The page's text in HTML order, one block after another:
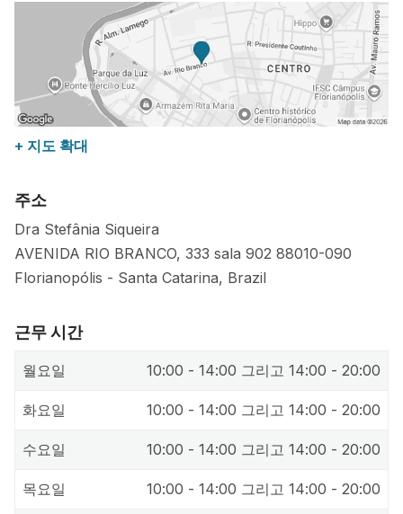
+ 지도 확대
주소
Dra Stefânia Siqueira
AVENIDA RIO BRANCO, 333 sala 902 88010-090
Florianopólis - Santa Catarina, Brazil
근무 시간
월요일 10:00 - 14:00 그리고 14:00 - 20:00
화요일 10:00 - 14:00 그리고 14:00 - 20:00
수요일 10:00 - 14:00 그리고 14:00 - 20:00
목요일 10:00 - 14:00 그리고 14:00 - 20:00